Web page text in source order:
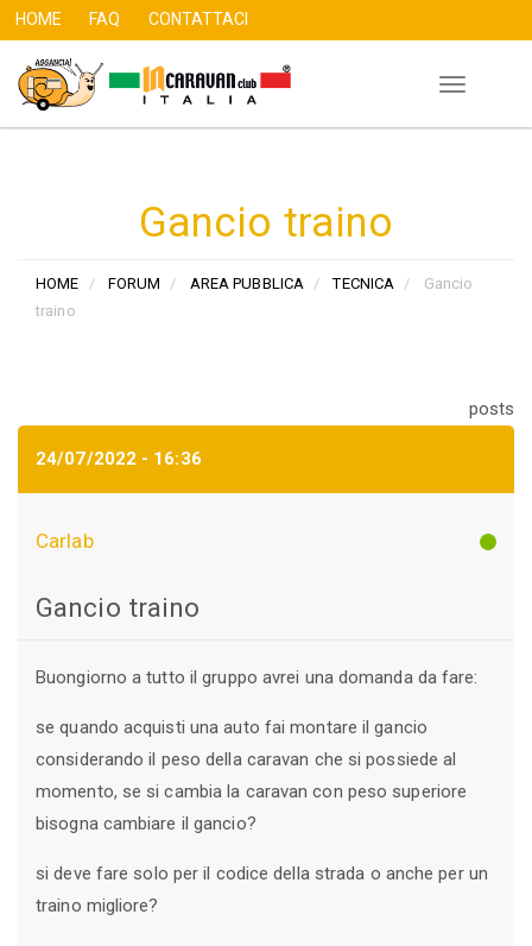
Salta
al
HOME FAQ CONTATTACI
Toggle
Gancio traino
HOME FORUM AREA PUBBLICA TECNICA
Gancio
traino
posts
24/07/2022 - 16:36
Carlab
Gancio traino
Buongiorno a tutto il gruppo avrei una domanda da fare:
se quando acquisti una auto fai montare il gancio
considerando il peso della caravan che si possiede al
momento, se si cambia la caravan con peso superiore
bisogna cambiare il gancio?
si deve fare solo per il codice della strada o anche per un
traino migliore?